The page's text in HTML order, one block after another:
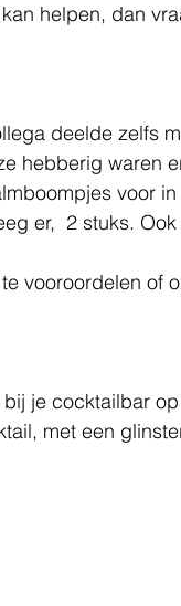
helpen, dan
deelde zelfs
hebberig waren
voor
er,  2 stuks.
vooroordelen of
je cocktailbar
met een